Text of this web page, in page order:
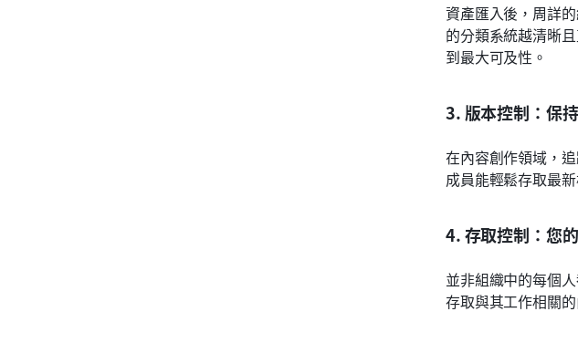
資產匯入後，周詳
的分類系統越清晰
到最大可及性。
3. 版本控制：保
在內容創作領域，
成員能輕鬆存取最
4. 存取控制：您
並非組織中的每個
存取與其工作相關